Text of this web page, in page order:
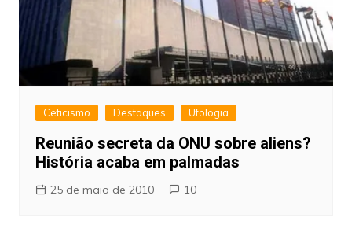
Ceticismo Destaques Ufologia
Reunião secreta da ONU sobre aliens?
História acaba em palmadas
25 de maio de 2010 10